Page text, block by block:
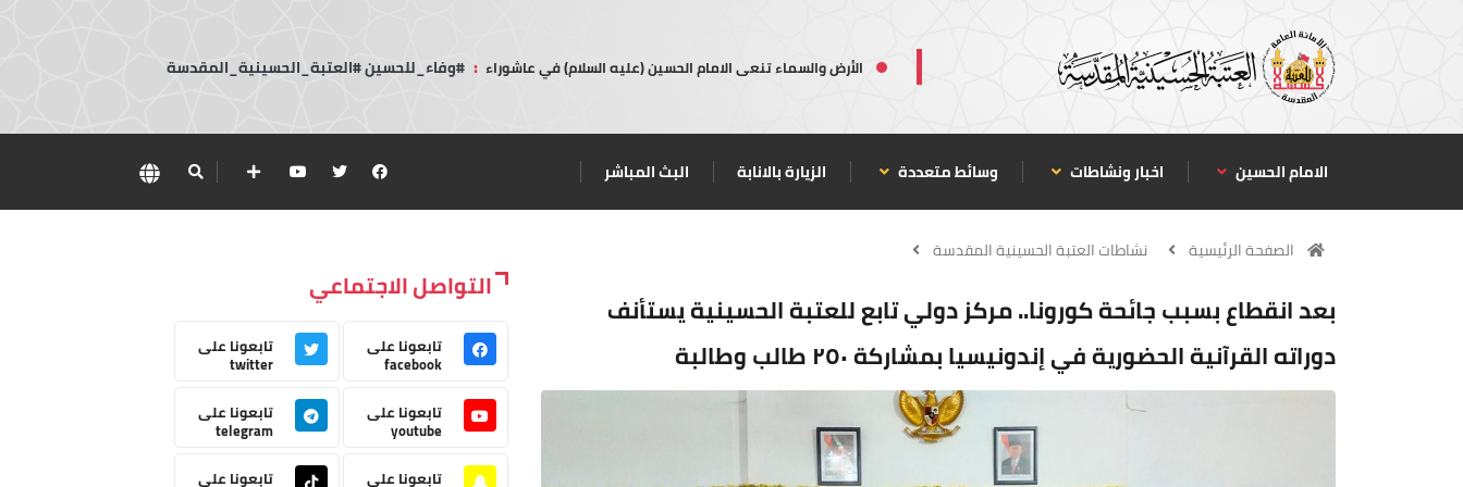
الأرض والسماء تنعى الامام الحسين (عليه السلام) في عاشوراء : #وفاء_للحسين #العتبة_الحسينية_المقدسة
الامام الحسين اخبار ونشاطات وسائط متعددة الزيارة بالانابة البث المباشر
الصفحة الرئيسية نشاطات العتبة الحسينية المقدسة
بعد انقطاع بسبب جائحة كورونا.. مركز دولي تابع للعتبة الحسينية يستأنف
دوراته القرآنية الحضورية في إندونيسيا بمشاركة ٢٥٠ طالب وطالبة
التواصل الاجتماعي
تابعونا على
facebook
تابعونا على
twitter
تابعونا على
youtube
تابعونا على
telegram
تابعونا على
تابعونا على